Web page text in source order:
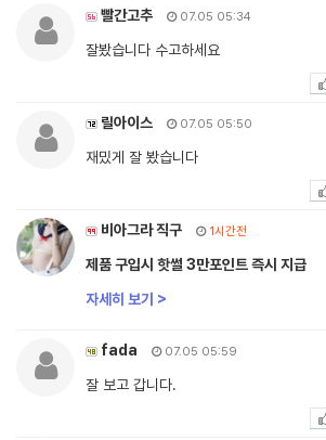
빨간고추 07.05 05:34
잘봤습니다 수고하세요
릴아이스 07.05 05:50
재밌게 잘 봤습니다
비아그라 직구 1시간전
제품 구입시 핫썰 3만포인트 즉시 지급
자세히 보기 >
fada 07.05 05:59
잘 보고 갑니다.